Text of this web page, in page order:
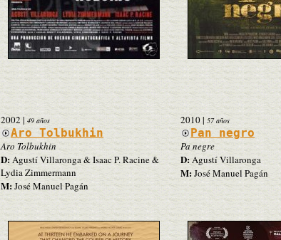
2002|49 años
Aro Tolbukhin
Aro Tolbukhin
D: Agustí Villaronga & Isaac P. Racine &
Lydia Zimmermann
M:José Manuel Pagán
2010| 57 años
Pan negro
Pa negre
D:Agustí Villaronga
M:José Manuel Pagán